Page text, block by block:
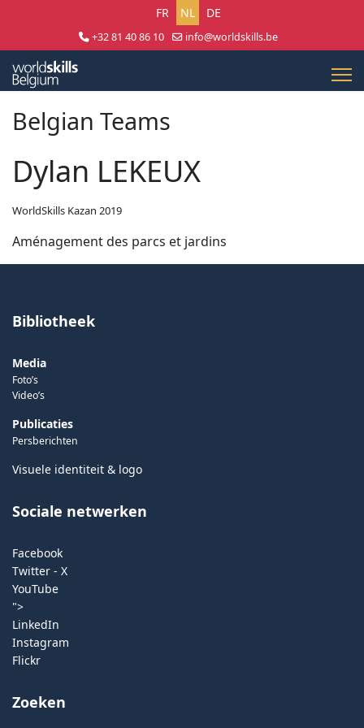
Selecteer uw taal
FR NL DE
+32 81 40 86 10
info@worldskills.be
Belgian Teams
Dylan LEKEUX
WorldSkills Kazan 2019
Aménagement des parcs et jardins
Bibliotheek
Media
Foto’s
Video’s
Publicaties
Persberichten
Visuele identiteit & logo
Sociale netwerken
Facebook
Twitter - X
YouTube
">
LinkedIn
Instagram
Flickr
Zoeken